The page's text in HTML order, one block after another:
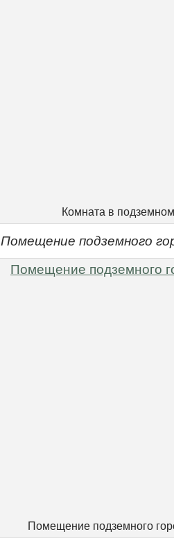
Комната в
Помещение подземного
Помещение подземного